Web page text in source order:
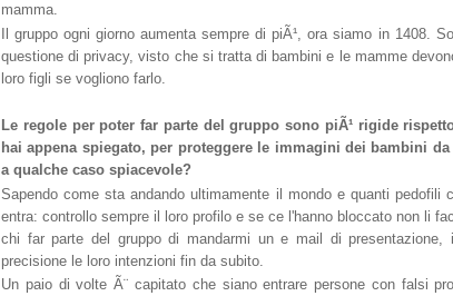
mamma.
Il gruppo ogni giorno aumenta sempre di piÃ¹, ora siamo in 1408.
questione di privacy, visto che si tratta di bambini e le mamme
loro figli se vogliono farlo.
Le regole per poter far parte del gruppo sono piÃ¹ rigide
hai appena spiegato, per proteggere le immagini dei bambini da
a qualche caso spiacevole?
Sapendo come sta andando ultimamente il mondo e quanti
entra: controllo sempre il loro profilo e se ce l'hanno bloccato non li
chi far parte del gruppo di mandarmi un e mail di presentazione,
precisione le loro intenzioni fin da subito.
Un paio di volte Ã¨ capitato che siano entrare persone con falsi